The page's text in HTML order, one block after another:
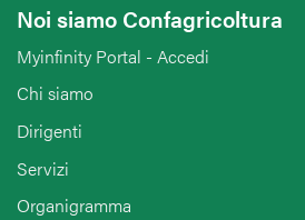
Noi siamo Confagricoltura
Myinfinity Portal - Accedi
Chi siamo
Dirigenti
Servizi
Organigramma